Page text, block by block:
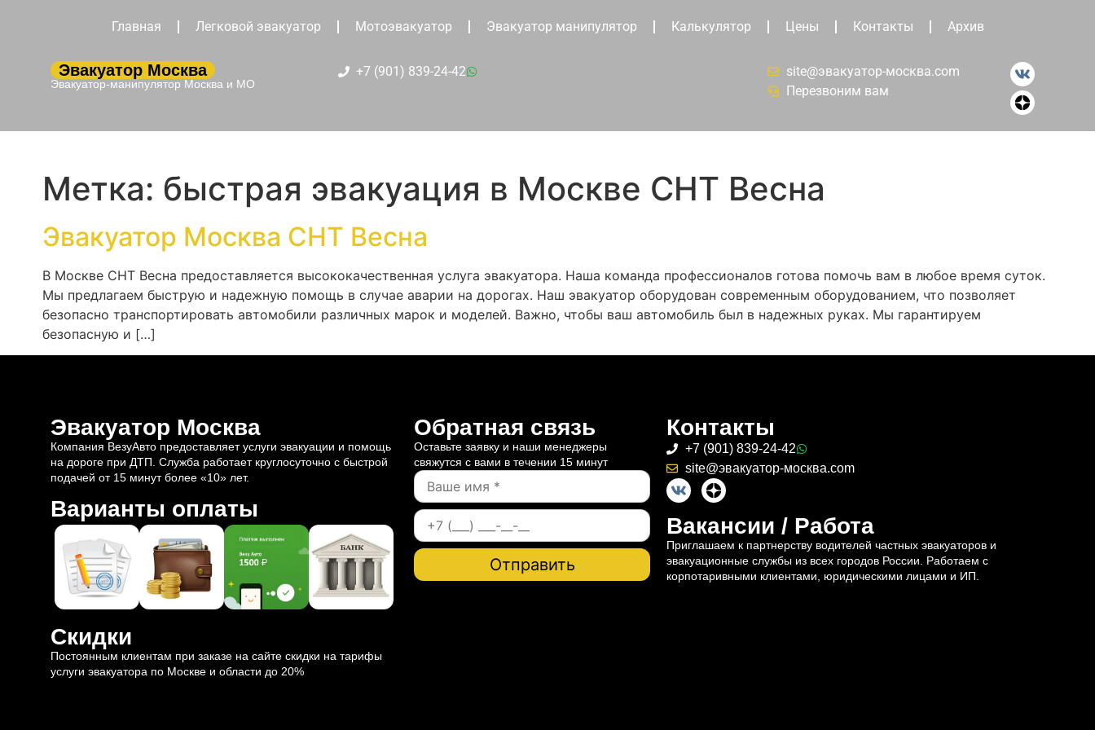
Главная Легковой эвакуатор Мотоэвакуатор Эвакуатор манипулятор Калькулятор Цены Контакты Архив
Эвакуатор Москва
Эвакуатор-манипулятор Москва и МО
+7 (901) 839-24-42
site@эвакуатор-москва.com
Перезвоним вам
Метка: быстрая эвакуация в Москве СНТ Весна
Эвакуатор Москва СНТ Весна
В Москве СНТ Весна предоставляется высококачественная услуга эвакуатора. Наша команда профессионалов готова помочь вам в любое время суток.
Мы предлагаем быструю и надежную помощь в случае аварии на дорогах. Наш эвакуатор оборудован современным оборудованием, что позволяет
безопасно транспортировать автомобили различных марок и моделей. Важно, чтобы ваш автомобиль был в надежных руках. Мы гарантируем
безопасную и […]
Эвакуатор Москва
Компания ВезуАвто предоставляет услуги эвакуации и помощь
на дороге при ДТП. Служба работает круглосуточно с быстрой
подачей от 15 минут более «10» лет.
Варианты оплаты
Скидки
Постоянным клиентам при заказе на сайте скидки на тарифы
услуги эвакуатора по Москве и области до 20%
Обратная связь
Оставьте заявку и наши менеджеры
свяжутся с вами в течении 15 минут
Контакты
+7 (901) 839-24-42
site@эвакуатор-москва.com
Вакансии / Работа
Приглашаем к партнерству водителей частных эвакуаторов и
эвакуационные службы из всех городов России. Работаем с
корпотаривными клиентами, юридическими лицами и ИП.